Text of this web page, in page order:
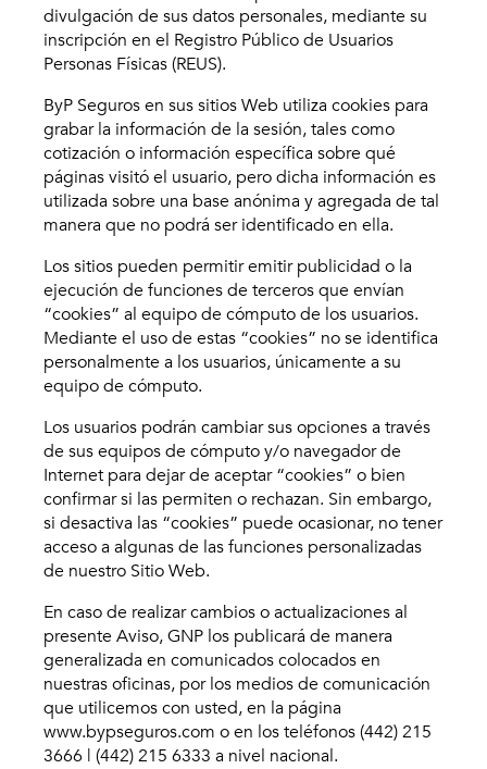
divulgación de sus datos personales, mediante su
inscripción en el Registro Público de Usuarios
Personas Físicas (REUS).
ByP Seguros en sus sitios Web utiliza cookies para
grabar la información de la sesión, tales como
cotización o información específica sobre qué
páginas visitó el usuario, pero dicha información es
utilizada sobre una base anónima y agregada de tal
manera que no podrá ser identificado en ella.
Los sitios pueden permitir emitir publicidad o la
ejecución de funciones de terceros que envían
“cookies” al equipo de cómputo de los usuarios.
Mediante el uso de estas “cookies” no se identifica
personalmente a los usuarios, únicamente a su
equipo de cómputo.
Los usuarios podrán cambiar sus opciones a través
de sus equipos de cómputo y/o navegador de
Internet para dejar de aceptar “cookies” o bien
confirmar si las permiten o rechazan. Sin embargo,
si desactiva las “cookies” puede ocasionar, no tener
acceso a algunas de las funciones personalizadas
de nuestro Sitio Web.
En caso de realizar cambios o actualizaciones al
presente Aviso, GNP los publicará de manera
generalizada en comunicados colocados en
nuestras oficinas, por los medios de comunicación
que utilicemos con usted, en la página
www.bypseguros.com o en los teléfonos (442) 215
3666 | (442) 215 6333 a nivel nacional.